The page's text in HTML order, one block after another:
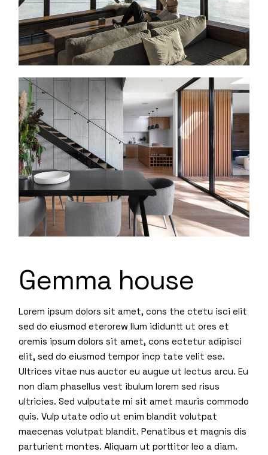
Gemma house
Lorem ipsum dolors sit amet, cons the ctetu isci elit
sed do eiusmod eterorew llum ididuntt ut ores et
oremis ipsum dolors sit amet, cons ectetur adipisci
elit, sed do eiusmod tempor incp tate velit ese.
Ultrices vitae nus auctor eu augue ut lectus arcu. Eu
non diam phasellus vest ibulum lorem sed risus
ultricies. Sed vulputate mi sit amet mauris commodo
quis. Vulp utate odio ut enim blandit volutpat
maecenas volutpat blandit. Penatibus et magnis dis
parturient montes. Aliquam ut porttitor leo a diam.